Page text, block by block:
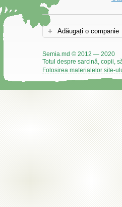
Adăugați o companie
Semia.md © 2012 — 2020
Totul despre sarcină, copii,
Folosirea materialelor site-